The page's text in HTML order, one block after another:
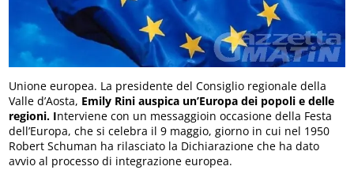
Unione europea. La presidente del Consiglio regionale della
Valle d’Aosta, Emily Rini auspica un’Europa dei popoli e delle
regioni. Interviene con un messaggioin occasione della Festa
dell’Europa, che si celebra il 9 maggio, giorno in cui nel 1950
Robert Schuman ha rilasciato la Dichiarazione che ha dato
avvio al processo di integrazione europea.